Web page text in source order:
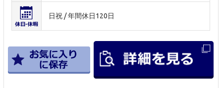
日祝 / 年間休日120日